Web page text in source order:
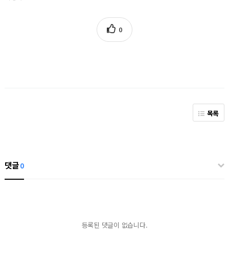
0
목록
댓글0
등록된 댓글이 없습니다.